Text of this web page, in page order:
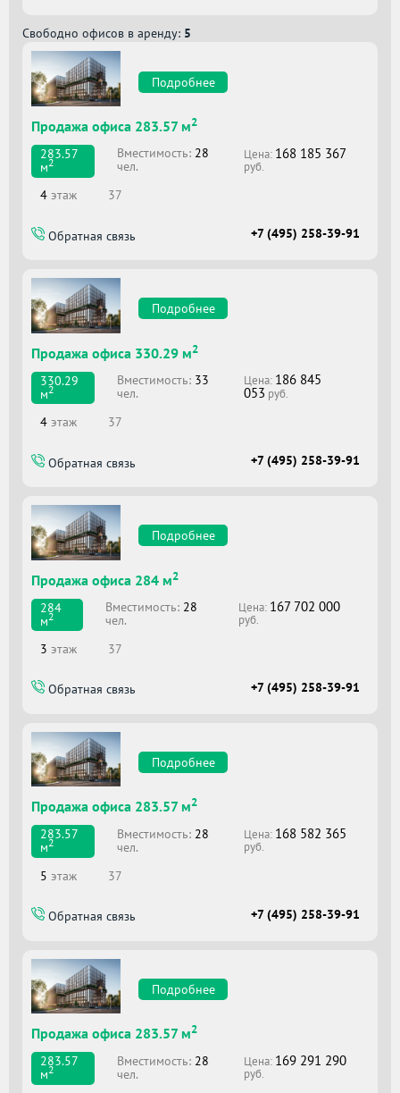
Свободно офисов в аренду: 5
Подробнее
Продажа офиса 283.57 м2
283.57
м2
Вместимоcть: 28
чел.
Цена: 168 185 367
руб.
4 этаж 37
Обратная связь +7 (495) 258-39-91
Подробнее
Продажа офиса 330.29 м2
330.29
м2
Вместимоcть: 33
чел.
Цена: 186 845
053 руб.
4 этаж 37
Обратная связь +7 (495) 258-39-91
Подробнее
Продажа офиса 284 м2
284
м2
Вместимоcть: 28
чел.
Цена: 167 702 000
руб.
3 этаж 37
Обратная связь +7 (495) 258-39-91
Подробнее
Продажа офиса 283.57 м2
283.57
м2
Вместимоcть: 28
чел.
Цена: 168 582 365
руб.
5 этаж 37
Обратная связь +7 (495) 258-39-91
Подробнее
Продажа офиса 283.57 м2
283.57
м2
Вместимоcть: 28
чел.
Цена: 169 291 290
руб.